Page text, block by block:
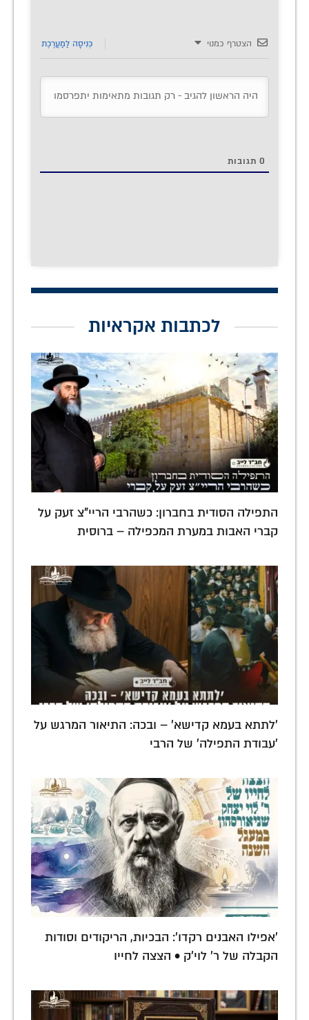
הצטרף כמנוי כְּנִיסָה לַמַעֲרֶכֶת
0 תגובות
לכתבות אקראיות
התפילה הסודית בחברון: כשהרבי הריי"צ זעק על
קברי האבות במערת המכפילה – ברוסית
'לתתא בעמא קדישא' – ובכה: התיאור המרגש על
'עבודת התפילה' של הרבי
'אפילו האבנים רקדו': הבכיות, הריקודים וסודות
הקבלה של ר' לוי'ק • הצצה לחייו